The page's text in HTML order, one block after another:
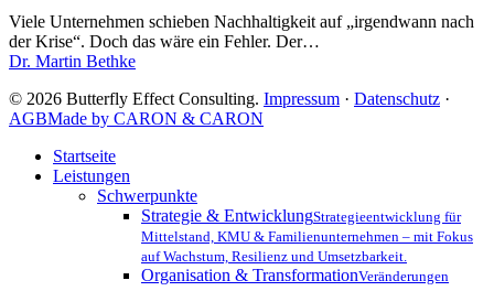
jetzt
klug
handeln
profitabel
bleiben)
Viele Unternehmen schieben Nachhaltigkeit auf „irgendwann nach
der Krise“. Doch das wäre ein Fehler. Der…
Dr. Martin Bethke
© 2026 Butterfly Effect Consulting. Impressum · Datenschutz ·
AGBMade by CARON & CARON
Close
Menu
Startseite
Leistungen
Schwerpunkte
Strategie & EntwicklungStrategieentwicklung für
Mittelstand, KMU & Familienunternehmen – mit Fokus
auf Wachstum, Resilienz und Umsetzbarkeit.
Organisation & TransformationVeränderungen